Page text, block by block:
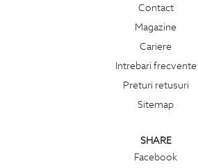
Contact
Magazine
Cariere
Intrebari frecvente
Preturi retusuri
Sitemap
SHARE
Facebook